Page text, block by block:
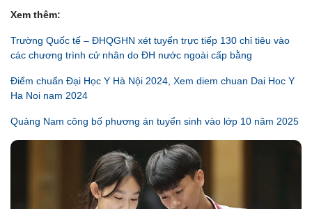
Xem thêm:
Trường Quốc tế – ĐHQGHN xét tuyển trực tiếp 130 chỉ tiêu vào
các chương trình cử nhân do ĐH nước ngoài cấp bằng
Điểm chuẩn Đại Học Y Hà Nội 2024, Xem diem chuan Dai Hoc Y
Ha Noi nam 2024
Quảng Nam công bố phương án tuyển sinh vào lớp 10 năm 2025